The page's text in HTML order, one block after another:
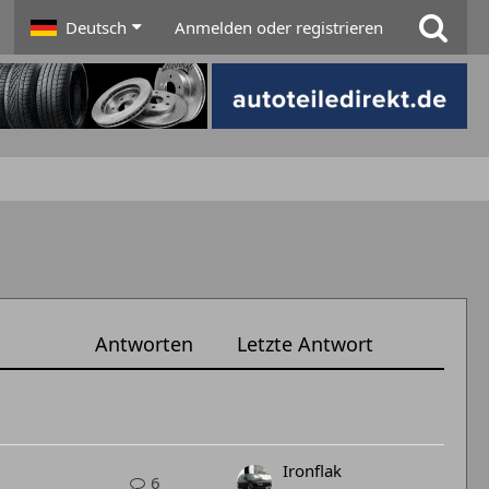
Deutsch Anmelden oder registrieren
Antworten Letzte Antwort
6
Ironflak